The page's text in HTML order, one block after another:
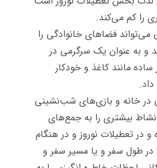
را کم می‌کند.
فضاهای خانوادگی را
و به عنوان یک سرگرمی در
ساده مانند کاغذ و خودکار
در خانه و بازی‌های شب‌نشینی
بیشتری را به جمع‌های
و در تعطیلات نوروز و در هنگام
در طول سفر و یا مسیر سفر و